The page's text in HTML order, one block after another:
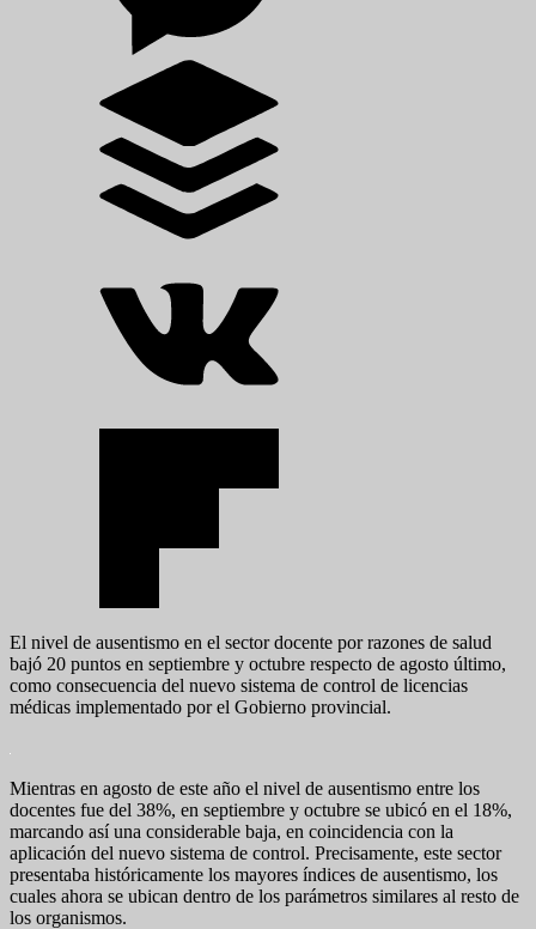
El nivel de ausentismo en el sector docente por razones de salud
bajó 20 puntos en septiembre y octubre respecto de agosto último,
como consecuencia del nuevo sistema de control de licencias
médicas implementado por el Gobierno provincial.
Mientras en agosto de este año el nivel de ausentismo entre los
docentes fue del 38%, en septiembre y octubre se ubicó en el 18%,
marcando así una considerable baja, en coincidencia con la
aplicación del nuevo sistema de control. Precisamente, este sector
presentaba históricamente los mayores índices de ausentismo, los
cuales ahora se ubican dentro de los parámetros similares al resto de
los organismos.